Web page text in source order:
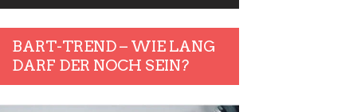
BART-TREND – WIE LANG
DARF DER NOCH SEIN?